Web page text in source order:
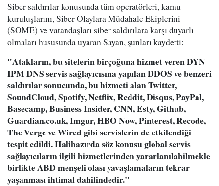
Siber saldırılar konusunda tüm operatörleri, kamu
kuruluşlarını, Siber Olaylara Müdahale Ekiplerini
(SOME) ve vatandaşları siber saldırılara karşı duyarlı
olmaları hususunda uyaran Sayan, şunları kaydetti:
"Atakların, bu sitelerin birçoğuna hizmet veren DYN
IPM DNS servis sağlayıcısına yapılan DDOS ve benzeri
saldırılar sonucunda, bu hizmeti alan Twitter,
SoundCloud, Spotify, Netflix, Reddit, Disqus, PayPal,
Basecamp, Business Insider, CNN, Esty, Github,
Guardian.co.uk, Imgur, HBO Now, Pinterest, Recode,
The Verge ve Wired gibi servislerin de etkilendiği
tespit edildi. Halihazırda söz konusu global servis
sağlayıcıların ilgili hizmetlerinden yararlanılabilmekle
birlikte ABD menşeli olası yavaşlamaların tekrar
yaşanması ihtimal dahilindedir."